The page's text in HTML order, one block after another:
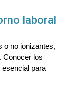
laboral
o no ionizantes,
Conocer los
esencial para